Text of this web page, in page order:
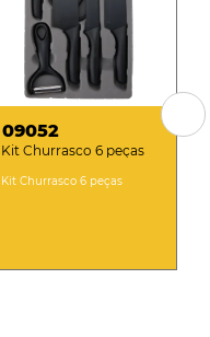
09052
Kit Churrasco 6 peças
Kit Churrasco 6 peças